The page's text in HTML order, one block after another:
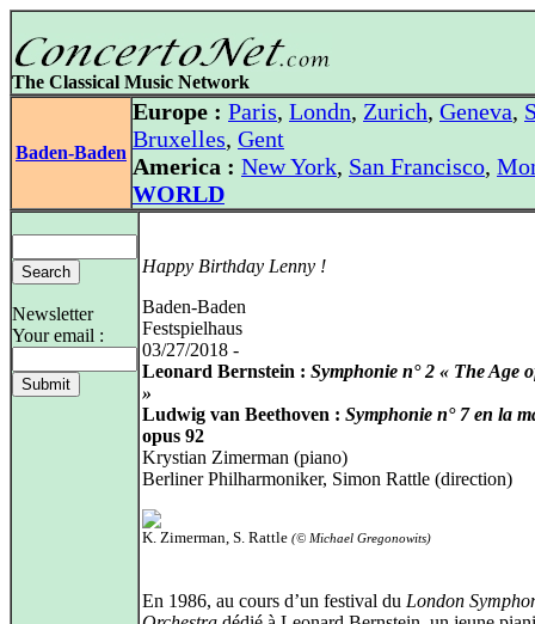
The Classical Music Network
Baden-Baden
Europe : Paris, Londn, Zurich, Geneva,
Bruxelles, Gent
America : New York, San Francisco,
WORLD
Newsletter
Your email :
Happy Birthday Lenny !
Baden-Baden
Festspielhaus
03/27/2018 -
Leonard Bernstein : Symphonie n° 2 « The Age
»
Ludwig van Beethoven : Symphonie n° 7 en la
opus 92
Krystian Zimerman (piano)
Berliner Philharmoniker, Simon Rattle (direction)
K. Zimerman, S. Rattle (© Michael Gregonowits)
En 1986, au cours d’un festival du London